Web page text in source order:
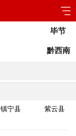
毕节
黔西南
镇宁县 紫云县